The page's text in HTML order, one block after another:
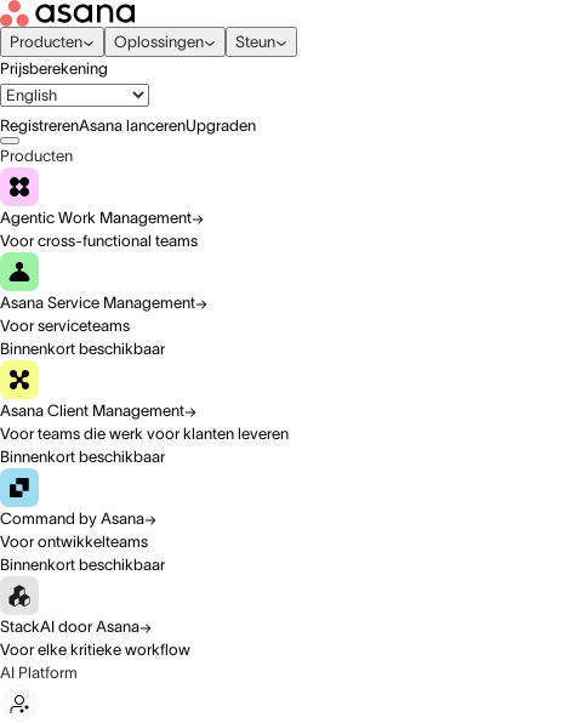
Producten Oplossingen
Steun
Prijsberekening
RegistrerenAsana lancerenUpgraden
Producten
Agentic Work Management
Voor cross-functional teams
Asana Service Management
Voor serviceteams
Binnenkort beschikbaar
Asana Client Management
Voor teams die werk voor klanten leveren
Binnenkort beschikbaar
Command by Asana
Voor ontwikkelteams
Binnenkort beschikbaar
StackAI door Asana
Voor elke kritieke workflow
AI Platform